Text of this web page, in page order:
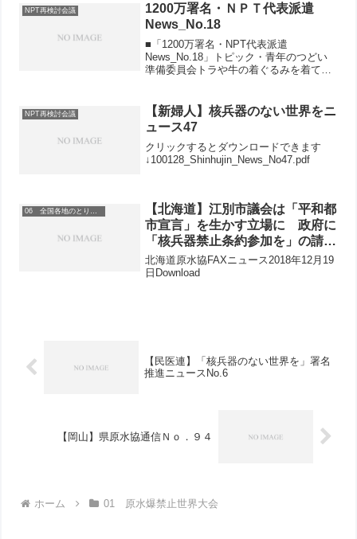
NPT再検討会議
1200万署名・ＮＰＴ代表派遣
News_No.18
■「1200万署名・NPT代表派遣
News_No.18」トピック・青年のつどい
準備委員会トラや牛の着ぐるみを着て上
い物客で賑わう街で―北海道クリックす
るとダウンロードで...
NPT再検討会議
【新婦人】核兵器のない世界をニ
ュース47
クリックするとダウンロードできます
↓100128_Shinhujin_News_No47.pdf
06 全国各地のとりくみ
【北海道】江別市議会は「平和都
市宣言」を生かす立場に 政府に
「核兵器禁止条約参加を」の請
願 自民党に公明党も不採
択！！！
北海道原水協FAXニュース2018年12月19
日Download
【民医連】「核兵器のない世界を」署名
推進ニュースNo.6
【岡山】県原水協通信Ｎｏ．９４
ホーム 01 原水爆禁止世界大会